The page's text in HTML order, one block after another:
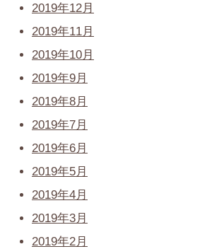
2019年12月
2019年11月
2019年10月
2019年9月
2019年8月
2019年7月
2019年6月
2019年5月
2019年4月
2019年3月
2019年2月